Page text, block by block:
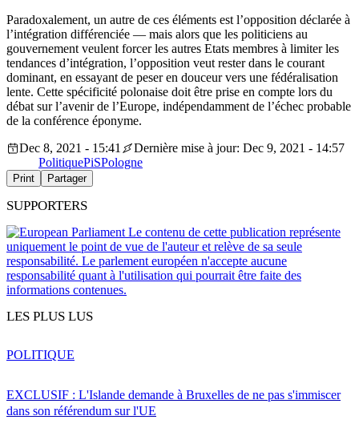
Paradoxalement, un autre de ces éléments est l’opposition déclarée à
l’intégration différenciée — mais alors que les politiciens au
gouvernement veulent forcer les autres Etats membres à limiter les
tendances d’intégration, l’opposition veut rester dans le courant
dominant, en essayant de peser en douceur vers une fédéralisation
lente. Cette spécificité polonaise doit être prise en compte lors du
débat sur l’avenir de l’Europe, indépendamment de l’échec probable
de la conférence éponyme.
Dec 8, 2021 - 15:41
Dernière mise à jour: Dec 9, 2021 - 14:57
PolitiquePiSPologne
Print Partager
SUPPORTERS
Le contenu de cette publication représente
uniquement le point de vue de l'auteur et relève de sa seule
responsabilité. Le parlement européen n'accepte aucune
responsabilité quant à l'utilisation qui pourrait être faite des
informations contenues.
LES PLUS LUS
EXCLUSIF : L'Islande demande à Bruxelles de ne pas s'immiscer
dans son référendum sur l'UE
POLITIQUE